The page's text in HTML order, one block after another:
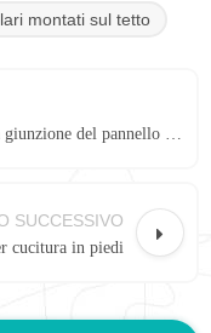
montati sul tetto
Supporto di montaggio a clip per la giunzione del pannello solare sul tetto
SUCCESSIVO
cucitura in piedi